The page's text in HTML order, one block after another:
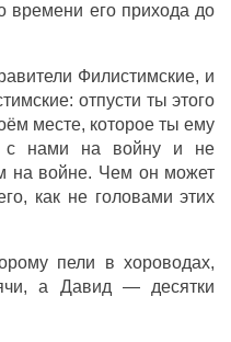
времени его прихода до
Филистимские, и
отпусти ты этого
месте, которое ты ему
с нами на войну и не
на войне. Чем он может
как не головами этих
пели в хороводах,
а Давид — десятки